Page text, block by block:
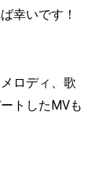
幸いです！
ロディ、歌
トしたMVも